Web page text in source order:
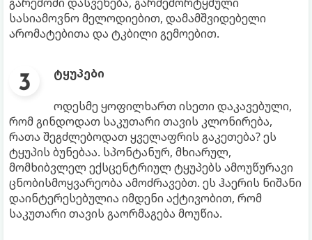
სასიამოვნო მელოდიებით, დამამშვიდებელი
არომატებითა და ტკბილი გემოებით.
ტყუპები
ოდესმე ყოფილხართ ისეთი დაკავებული,
რომ გინდოდათ საკუთარი თავის კლონირება,
რათა შეგძლებოდათ ყველაფრის გაკეთება? ეს
ტყუპის ბუნებაა. სპონტანურ, მხიარულ,
მომხიბვლელ ექსცენტრიულ ტყუპებს ამოუწურავი
ცნობისმოყვარეობა ამოძრავებთ. ეს ჰაერის ნიშანი
დაინტერესებულია იმდენი აქტივობით, რომ
საკუთარი თავის გაორმაგება მოუწია.